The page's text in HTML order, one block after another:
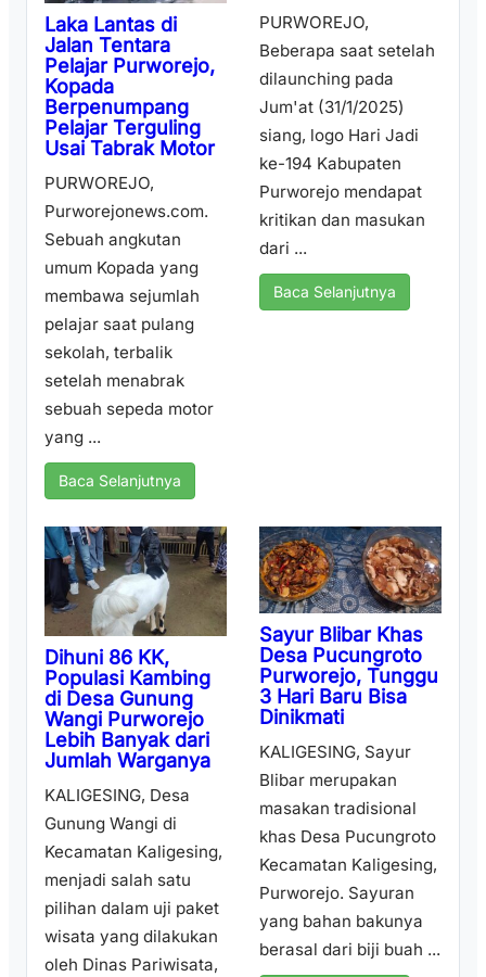
Laka Lantas di
Jalan Tentara
Pelajar Purworejo,
Kopada
Berpenumpang
Pelajar Terguling
Usai Tabrak Motor
PURWOREJO,
Purworejonews.com.
Sebuah angkutan
umum Kopada yang
membawa sejumlah
pelajar saat pulang
sekolah, terbalik
setelah menabrak
sebuah sepeda motor
yang ...
Baca Selanjutnya
PURWOREJO,
Beberapa saat setelah
dilaunching pada
Jum'at (31/1/2025)
siang, logo Hari Jadi
ke-194 Kabupaten
Purworejo mendapat
kritikan dan masukan
dari ...
Baca Selanjutnya
Dihuni 86 KK,
Populasi Kambing
di Desa Gunung
Wangi Purworejo
Lebih Banyak dari
Jumlah Warganya
KALIGESING, Desa
Gunung Wangi di
Kecamatan Kaligesing,
menjadi salah satu
pilihan dalam uji paket
wisata yang dilakukan
oleh Dinas Pariwisata,
Sayur Blibar Khas
Desa Pucungroto
Purworejo, Tunggu
3 Hari Baru Bisa
Dinikmati
KALIGESING, Sayur
Blibar merupakan
masakan tradisional
khas Desa Pucungroto
Kecamatan Kaligesing,
Purworejo. Sayuran
yang bahan bakunya
berasal dari biji buah ...